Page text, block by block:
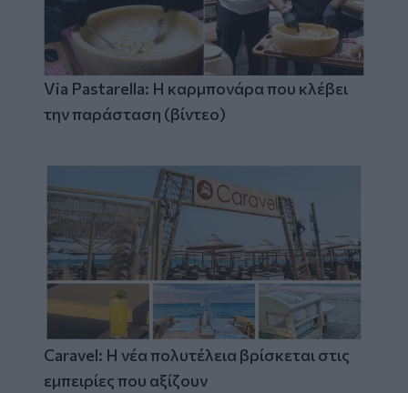
Via Pastarella: Η καρμπονάρα που κλέβει
την παράσταση (βίντεο)
Caravel: Η νέα πολυτέλεια βρίσκεται στις
εμπειρίες που αξίζουν